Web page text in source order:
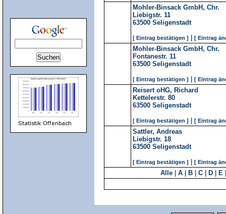
Mohler-Binsack GmbH, Chr.
Liebigstr. 11
63500 Seligenstadt
[ Eintrag bestätigen ] [ Eintrag
Mohler-Binsack GmbH, Chr.
Fontanestr. 11
63500 Seligenstadt
[ Eintrag bestätigen ] [ Eintrag
Reisert oHG, Richard
Kettelerstr. 80
63500 Seligenstadt
[ Eintrag bestätigen ] [ Eintrag
Sattler, Andreas
Liebigstr. 18
63500 Seligenstadt
[ Eintrag bestätigen ] [ Eintrag
Alle A B C D E